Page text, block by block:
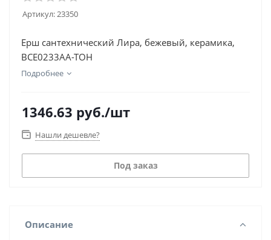
Артикул:23350
Ерш сантехнический Лира, бежевый, керамика,
BCE0233AA-TOH
Подробнее
1346.63 руб./шт
Нашли дешевле?
Под заказ
Описание